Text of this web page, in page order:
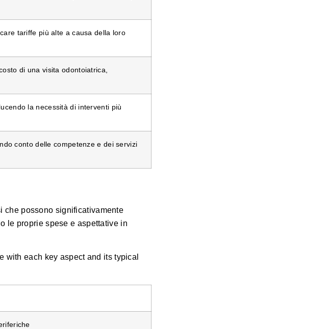
tariffe più alte a causa della loro
di una visita odontoiatrica,
la necessità di interventi più
conto delle competenze e dei servizi
che possono significativamente
le proprie spese e aspettative in
with each key aspect and its typical